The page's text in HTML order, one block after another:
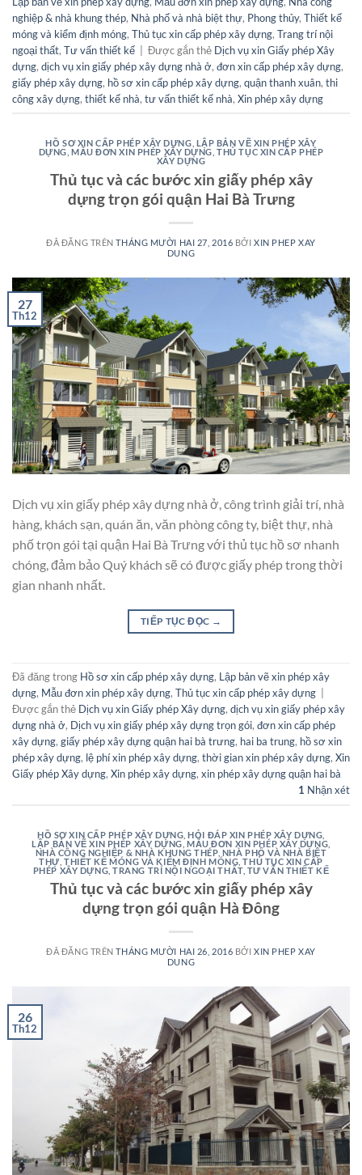
nghiệp & nhà khung thép, Nhà phố và nhà biệt thự, Phong thủy, Thiết kế
móng và kiểm định móng, Thủ tục xin cấp phép xây dựng, Trang trí nội
ngoại thất, Tư vấn thiết kế Được gắn thẻ Dịch vụ xin Giấy phép Xây
dựng, dịch vụ xin giấy phép xây dựng nhà ở, đơn xin cấp phép xây dựng,
giấy phép xây dựng, hồ sơ xin cấp phép xây dựng, quận thanh xuân, thi
công xây dựng, thiết kế nhà, tư vấn thiết kế nhà, Xin phép xây dựng
HỒ SƠ XIN CẤP PHÉP XÂY DỰNG LẬP BẢN VẼ XIN PHÉP XÂY
DỰNG ,MẪU ĐƠN XIN PHÉP XÂY DỰNG ,THỦ TỤC XIN CẤP PHÉP
XÂY DỰNG
Thủ tục và các bước xin giấy phép xây
dựng trọn gói quận Hai Bà Trưng
ĐÃ ĐĂNG TRÊNTHÁNG MƯỜI HAI 27, 2016 BỞIXIN PHEP XAY
DUNG
27
Th12
Dịch vụ xin giấy phép xây dựng nhà ở, công trình giải trí, nhà
hàng, khách sạn, quán ăn, văn phòng công ty, biệt thự, nhà
phố trọn gói tại quận Hai Bà Trưng với thủ tục hồ sơ nhanh
chóng, đảm bảo Quý khách sẽ có được giấy phép trong thời
gian nhanh nhất.
TIẾP TỤC ĐỌC →
Đã đăng trong Hồ sơ xin cấp phép xây dựng, Lập bản vẽ xin phép xây
dựng, Mẫu đơn xin phép xây dựng, Thủ tục xin cấp phép xây dựng
Được gắn thẻ Dịch vụ xin Giấy phép Xây dựng, dịch vụ xin giấy phép xây
dựng nhà ở, Dịch vụ xin giấy phép xây dựng trọn gói, đơn xin cấp phép
xây dựng, giấy phép xây dựng quận hai bà trưng, hai ba trung, hồ sơ xin
phép xây dựng, lệ phí xin phép xây dựng, thời gian xin phép xây dựng, Xin
Giấy phép Xây dựng, Xin phép xây dựng, xin phép xây dựng quận hai bà
1 Nhận xét
HỒ SƠ XIN CẤP PHÉP XÂY DỰNG ,HỎI ĐÁP XIN PHÉP XÂY DỰNG
LẬP BẢN VẼ XIN PHÉP XÂY DỰNG,MẪU ĐƠN XIN PHÉP XÂY DỰNG
NHÀ CÔNG NGHIỆP & NHÀ KHUNG THÉP, NHÀ PHỐ VÀ NHÀ BIỆT
THỰ THIẾT KẾ MÓNG VÀ KIỂM ĐỊNH MÓNG ,THỦ TỤC XIN CẤP
PHÉP XÂY DỰNG ,TRANG TRÍ NỘI NGOẠI THẤT, TƯ VẤN THIẾT KẾ
Thủ tục và các bước xin giấy phép xây
dựng trọn gói quận Hà Đông
ĐÃ ĐĂNG TRÊNTHÁNG MƯỜI HAI 26, 2016 BỞIXIN PHEP XAY
DUNG
26
Th12